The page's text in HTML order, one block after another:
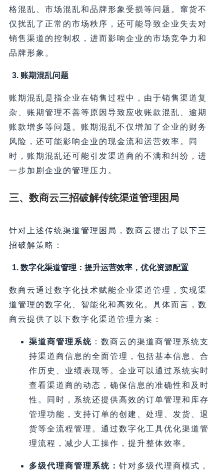
格混乱、市场混乱和品牌形象受损等问题。窜货不
仅扰乱了正常的市场秩序，还可能导致企业失去对
销售渠道的控制权，进而影响企业的市场竞争力和
品牌形象。
3. 账期混乱问题
账期混乱是指企业在销售过程中，由于销售渠道复
杂、账期管理不善等原因导致应收账款混乱、逾期
账款增多等问题。账期混乱不仅增加了企业的财务
风险，还可能影响企业的现金流和运营效率。同
时，账期混乱还可能引发渠道商的不满和纠纷，进
一步加剧企业的管理压力。
三、数商云三招破解传统渠道管理困局
针对上述传统渠道管理困局，数商云提出了以下三
招破解策略：
1. 数字化渠道管理：提升运营效率，优化资源配置
数商云通过数字化技术赋能企业渠道管理，实现渠
道管理的数字化、智能化和高效化。具体而言，数
商云提供了以下数字化渠道管理方案：
渠道商管理系统 ：数商云的渠道商管理系统支
持渠道商信息的全面管理，包括基本信息、合
作历史、业绩表现等。企业可以通过系统实时
查看渠道商的动态，确保信息的准确性和及时
性。同时，系统还提供高效的订单管理和库存
管理功能，支持订单的创建、处理、发货、退
货等全流程管理。通过数字化工具优化渠道管
理流程，减少人工操作，提升整体效率。
多级代理商管理系统： 针对多级代理商模式，